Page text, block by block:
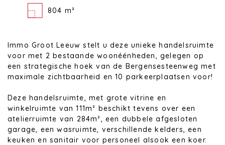
804 m²
Immo Groot Leeuw stelt u deze unieke handelsruimte
voor met 2 bestaande woonéénheden, gelegen op
een strategische hoek van de Bergensesteenweg met
maximale zichtbaarheid en 10 parkeerplaatsen voor!
Deze handelsruimte, met grote vitrine en
winkelruimte van 111m² beschikt tevens over een
atelierruimte van 284m², een dubbele afgesloten
garage, een wasruimte, verschillende kelders, een
keuken en sanitair voor personeel alsook een koer.